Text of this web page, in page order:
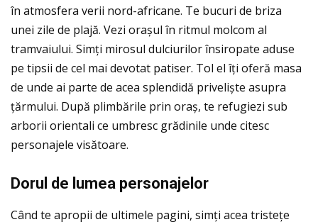
în atmosfera verii nord-africane. Te bucuri de briza
unei zile de plajă. Vezi orașul în ritmul molcom al
tramvaiului. Simţi mirosul dulciurilor însiropate aduse
pe tipsii de cel mai devotat patiser. Tol el îţi oferă masa
de unde ai parte de acea splendidă priveliște asupra
ţărmului. După plimbările prin oraș, te refugiezi sub
arborii orientali ce umbresc grădinile unde citesc
personajele visătoare.
Dorul de lumea personajelor
Când te apropii de ultimele pagini, simţi acea tristeţe